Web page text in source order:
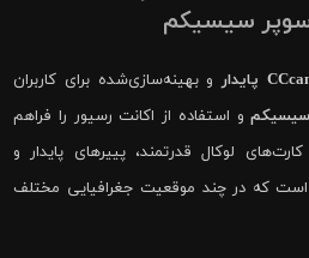
سوپر سیسیکم
و بهینه‌سازی‌شده برای کاربران
و استفاده از اکانت رسیور را فراهم
لوکال قدرتمند، پییرهای پایدار و
که در چند موقعیت جغرافیایی مختلف